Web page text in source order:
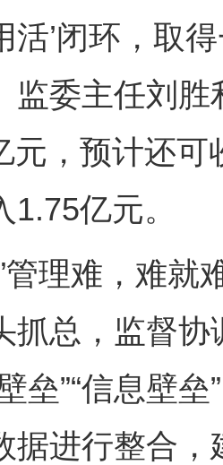
’闭环，取得
监委主任刘
元，预计还
亿元。
理难，难就
抓总，监督
垒”“信息壁
据进行整合